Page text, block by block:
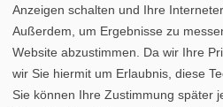
Anzeigen schalten und Ihre
Außerdem, um Ergebnisse zu
Website abzustimmen. Da wir Ihre
wir Sie hiermit um Erlaubnis, diese
Sie können Ihre Zustimmung später